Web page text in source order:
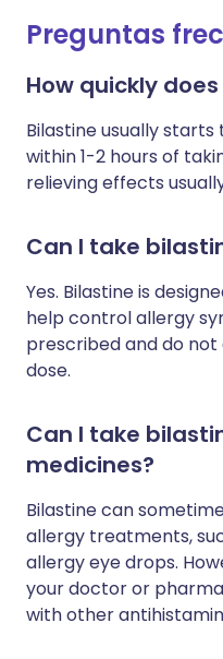
Preguntas
How quickly
Bilastine usually
within 1-2 hours of
relieving effects
Can I take
Yes. Bilastine is
help control allergy
prescribed and do
dose.
Can I take
medicines?
Bilastine can
allergy treatments,
allergy eye drops.
your doctor or
with other